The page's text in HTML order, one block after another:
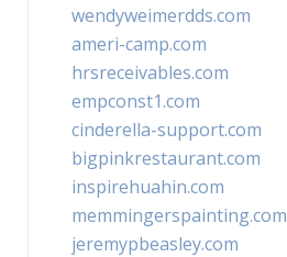
wendyweimerdds.com
ameri-camp.com
hrsreceivables.com
empconst1.com
cinderella-support.com
bigpinkrestaurant.com
inspirehuahin.com
memmingerspainting.com
jeremypbeasley.com